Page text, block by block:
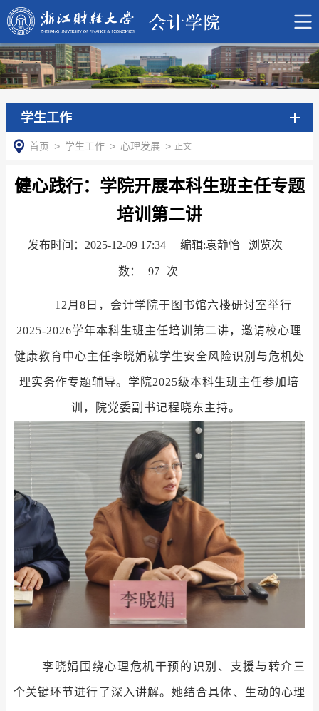
学生工作
首页 > 学生工作 > 心理发展 > 正文
健心践行：学院开展本科生班主任专题
培训第二讲
发布时间：2025-12-09 17:34 编辑:袁静怡 浏览次
数： 97 次
1 2月8日，会计学院于图书馆六楼研讨室举行
2025-2026学年本科生班主任培训第二讲，邀请校心理
健康教育中心主任李晓娟就学生安全风险识别与危机处
理实务作专题辅导。 学院2025级本科生班主任参加培
训 ， 院党委副书记程晓东主持。
李晓娟围绕心理危机干预的识别、支援与转介 三
个关键环节进行了深入讲解。她结合具体、生动的心理